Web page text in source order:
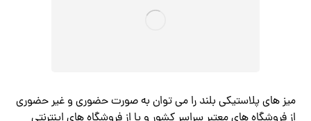
میز های پلاستیکی بلند را می توان به صورت حضوری و غیر حضوری